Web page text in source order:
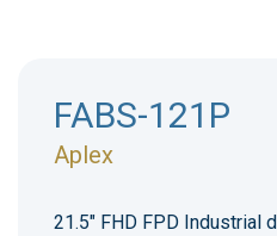
FABS-121P
Aplex
21.5" FHD FPD Industrial